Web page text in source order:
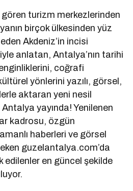
gören turizm merkezlerinden
birçok ülkesinden yüz
Akdeniz’in incisi
anlatan, Antalya’nın tarihi
coğrafi
yönlerini yazılı, görsel,
aktaran yeni nesil
yayında! Yenilenen
kadrosu, özgün
haberleri ve görsel
guzelantalya.com’da
edilenler en güncel şekilde